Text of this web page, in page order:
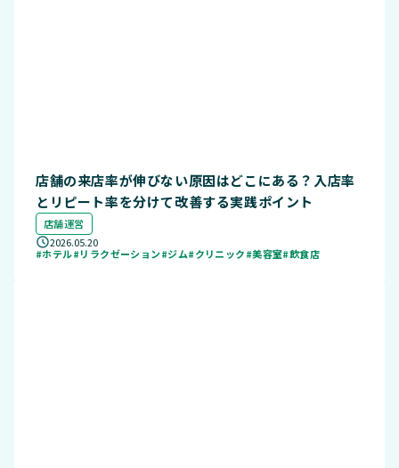
店舗の来店率が伸びない原因はどこにある？入店率
とリピート率を分けて改善する実践ポイント
店舗運営
2026.05.20
#ホテル#リラクゼーション#ジム#クリニック#美容室#飲食店